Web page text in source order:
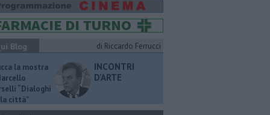
Blog di Riccardo Ferrucci
la mostra
“Dialoghi
città"
INCONTRI
D'ARTE